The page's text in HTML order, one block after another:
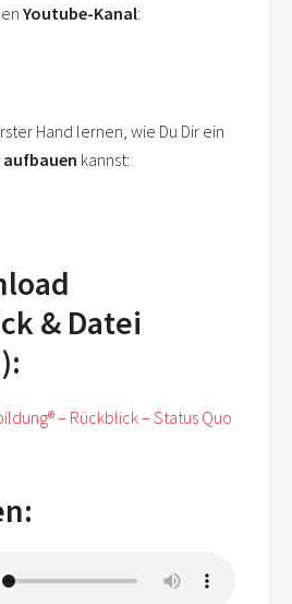
Youtube-Kanal:
Hand lernen, wie Du Dir ein
kannst:
& Datei
– Rückblick – Status Quo